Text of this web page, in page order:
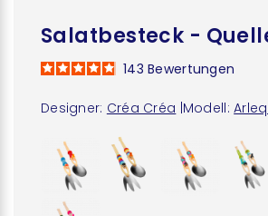
Salatbesteck -
Designer: Créa Créa Modell:
143Bewertungen